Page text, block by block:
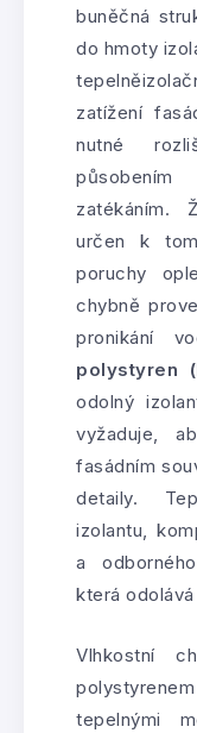
buněčná
do hmoty
zatížení
nutné
zatékáním.
určen k
poruchy
chybně
pronikání
polystyren
odolný
vyžaduje,
fasádním
detaily.
izolantu,
a
která
Vlhkostní
tepelnými